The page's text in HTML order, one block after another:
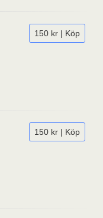
150 kr | Köp
150 kr | Köp